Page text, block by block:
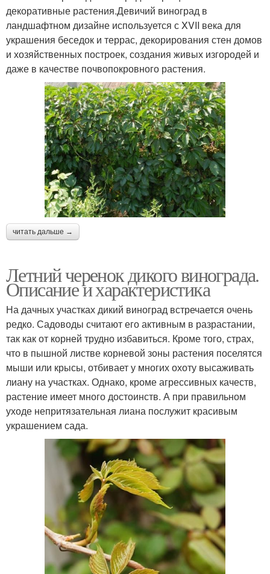
декоративные растения.Девичий виноград в
ландшафтном дизайне используется с XVII века для
украшения беседок и террас, декорирования стен домов
и хозяйственных построек, создания живых изгородей и
даже в качестве почвопокровного растения.
читать дальше →
Летний черенок дикого винограда.
Описание и характеристика
На дачных участках дикий виноград встречается очень
редко. Садоводы считают его активным в разрастании,
так как от корней трудно избавиться. Кроме того, страх,
что в пышной листве корневой зоны растения поселятся
мыши или крысы, отбивает у многих охоту высаживать
лиану на участках. Однако, кроме агрессивных качеств,
растение имеет много достоинств. А при правильном
уходе непритязательная лиана послужит красивым
украшением сада.